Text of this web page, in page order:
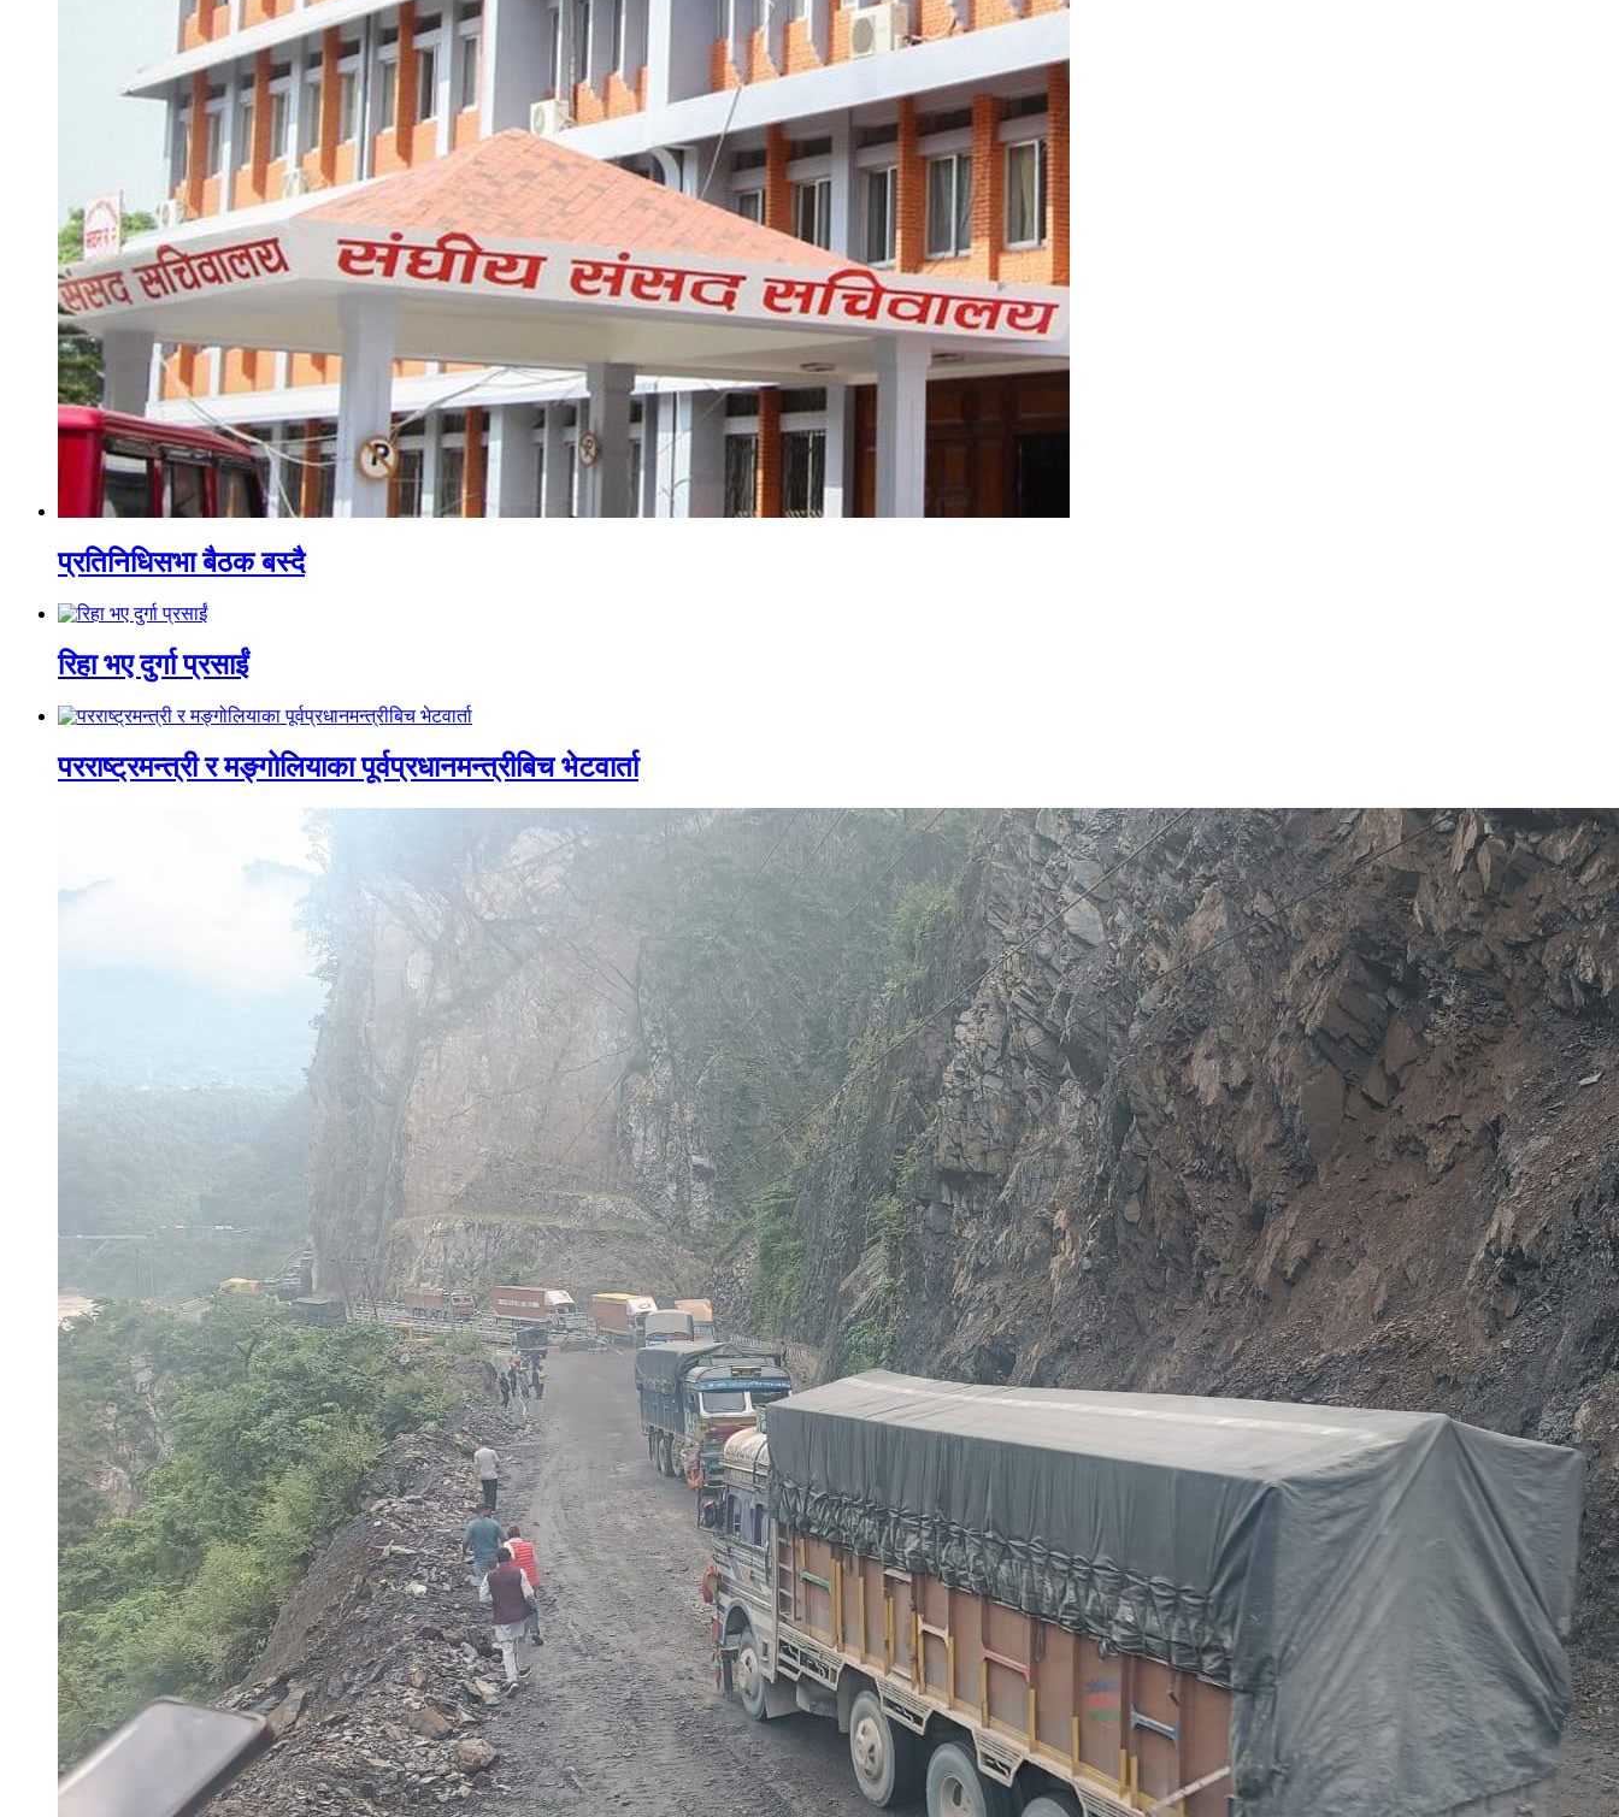
प्रतिनिधिसभा बैठक बस्दै
रिहा भए दुर्गा प्रसाईं
परराष्ट्रमन्त्री र मङ्गोलियाका पूर्वप्रधानमन्त्रीबिच भेटवार्ता